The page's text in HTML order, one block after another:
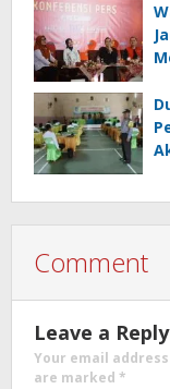
Comment
Leave a Reply
Your email
are marked *